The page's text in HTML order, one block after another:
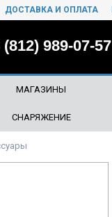
ДОСТАВКА И ОПЛАТА
(812) 989-07-57
МАГАЗИНЫ
СНАРЯЖЕНИЕ